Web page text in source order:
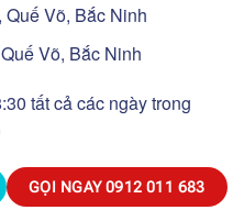
Võ, Bắc Ninh
Võ, Bắc Ninh
tất cả các ngày trong
GỌI NGAY0912 011 683